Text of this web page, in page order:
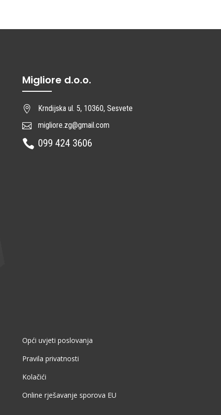
Migliore d.o.o.

Krndijska ul. 5, 10360, Sesvete

migliore.zg@gmail.com
 099 424 3606
Opći uvjeti poslovanja
Pravila privatnosti
Kolačići
Online rješavanje sporova EU